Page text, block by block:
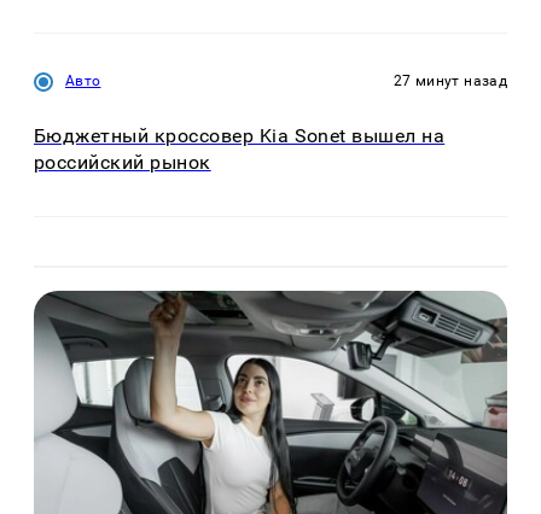
Авто 27 минут назад
Бюджетный кроссовер Kia Sonet вышел на
российский рынок